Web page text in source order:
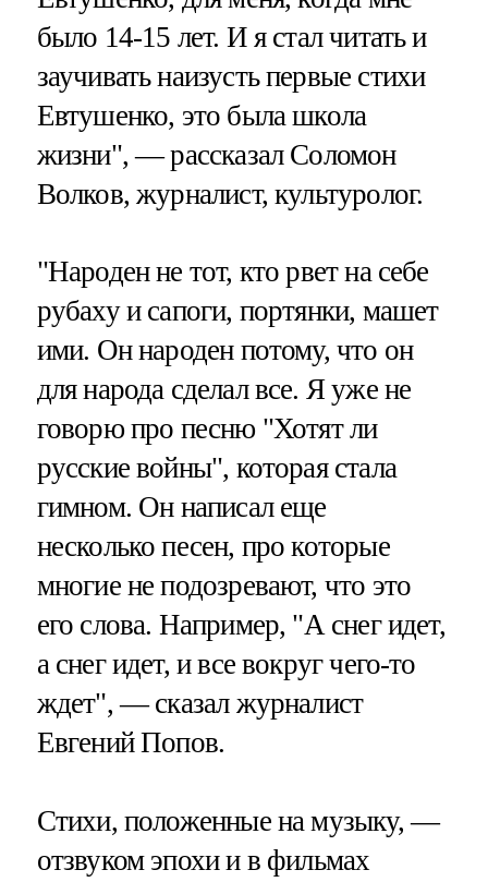
было 14-15 лет. И я стал читать и
заучивать наизусть первые стихи
Евтушенко, это была школа
жизни", — рассказал Соломон
Волков, журналист, культуролог.
"Народен не тот, кто рвет на себе
рубаху и сапоги, портянки, машет
ими. Он народен потому, что он
для народа сделал все. Я уже не
говорю про песню "Хотят ли
русские войны", которая стала
гимном. Он написал еще
несколько песен, про которые
многие не подозревают, что это
его слова. Например, "А снег идет,
а снег идет, и все вокруг чего-то
ждет", — сказал журналист
Евгений Попов.
Стихи, положенные на музыку, —
отзвуком эпохи и в фильмах